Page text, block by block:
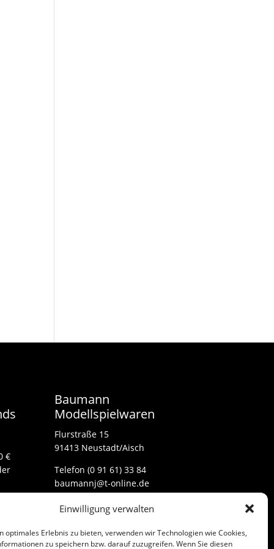
Einwilligung verwalten
optimales Erlebnis zu bieten, verwenden wir Technologien wie Cookies,
zu speichern bzw. darauf zuzugreifen. Wenn Sie diesen
€
Baumann
Modellspielwaren
Flurstraße 15
91413 Neustadt/Aisch
Telefon (0 91 61) 33 84
baumannj@t-online.de
Kontakt
Impressum